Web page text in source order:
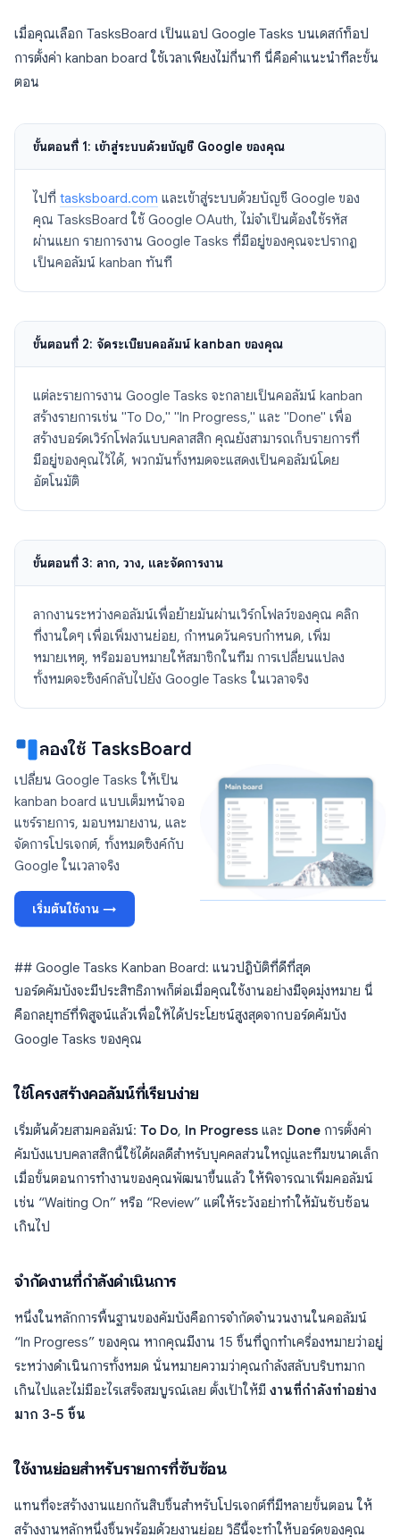
เมื่อคุณเลือก TasksBoard เป็นแอป Google Tasks บนเดสก์ท็อป
การตั้งค่า kanban board ใช้เวลาเพียงไม่กี่นาที นี่คือคำแนะนำทีละขั้น
ตอน
ขั้นตอนที่ 1: เข้าสู่ระบบด้วยบัญชี Google ของคุณ
ไปที่ tasksboard.com และเข้าสู่ระบบด้วยบัญชี Google ของ
คุณ TasksBoard ใช้ Google OAuth, ไม่จำเป็นต้องใช้รหัส
ผ่านแยก รายการงาน Google Tasks ที่มีอยู่ของคุณจะปรากฏ
เป็นคอลัมน์ kanban ทันที
ขั้นตอนที่ 2: จัดระเบียบคอลัมน์ kanban ของคุณ
แต่ละรายการงาน Google Tasks จะกลายเป็นคอลัมน์ kanban
สร้างรายการเช่น "To Do," "In Progress," และ "Done" เพื่อ
สร้างบอร์ดเวิร์กโฟลว์แบบคลาสสิก คุณยังสามารถเก็บรายการที่
มีอยู่ของคุณไว้ได้, พวกมันทั้งหมดจะแสดงเป็นคอลัมน์โดย
อัตโนมัติ
ขั้นตอนที่ 3: ลาก, วาง, และจัดการงาน
ลากงานระหว่างคอลัมน์เพื่อย้ายมันผ่านเวิร์กโฟลว์ของคุณ คลิก
ที่งานใดๆ เพื่อเพิ่มงานย่อย, กำหนดวันครบกำหนด, เพิ่ม
หมายเหตุ, หรือมอบหมายให้สมาชิกในทีม การเปลี่ยนแปลง
ทั้งหมดจะซิงค์กลับไปยัง Google Tasks ในเวลาจริง
ลองใช้ TasksBoard
เปลี่ยน Google Tasks ให้เป็น
kanban board แบบเต็มหน้าจอ
แชร์รายการ, มอบหมายงาน, และ
จัดการโปรเจกต์, ทั้งหมดซิงค์กับ
Google ในเวลาจริง
เริ่มต้นใช้งาน →
## Google Tasks Kanban Board: แนวปฏิบัติที่ดีที่สุด
บอร์ดคัมบังจะมีประสิทธิภาพก็ต่อเมื่อคุณใช้งานอย่างมีจุดมุ่งหมาย นี่
คือกลยุทธ์ที่พิสูจน์แล้วเพื่อให้ได้ประโยชน์สูงสุดจากบอร์ดคัมบัง
Google Tasks ของคุณ
ใช้โครงสร้างคอลัมน์ที่เรียบง่าย
เริ่มต้นด้วยสามคอลัมน์: To Do, In Progress และ Done การตั้งค่า
คัมบังแบบคลาสสิกนี้ใช้ได้ผลดีสำหรับบุคคลส่วนใหญ่และทีมขนาดเล็ก
เมื่อขั้นตอนการทำงานของคุณพัฒนาขึ้นแล้ว ให้พิจารณาเพิ่มคอลัมน์
เช่น “Waiting On” หรือ “Review” แต่ให้ระวังอย่าทำให้มันซับซ้อน
เกินไป
จำกัดงานที่กำลังดำเนินการ
หนึ่งในหลักการพื้นฐานของคัมบังคือการจำกัดจำนวนงานในคอลัมน์
“In Progress” ของคุณ หากคุณมีงาน 15 ชิ้นที่ถูกทำเครื่องหมายว่าอยู่
ระหว่างดำเนินการทั้งหมด นั่นหมายความว่าคุณกำลังสลับบริบทมาก
เกินไปและไม่มีอะไรเสร็จสมบูรณ์เลย ตั้งเป้าให้มี งานที่กำลังทำอย่าง
มาก 3-5 ชิ้น
ใช้งานย่อยสำหรับรายการที่ซับซ้อน
แทนที่จะสร้างงานแยกกันสิบชิ้นสำหรับโปรเจกต์ที่มีหลายขั้นตอน ให้
สร้างงานหลักหนึ่งชิ้นพร้อมด้วยงานย่อย วิธีนี้จะทำให้บอร์ดของคุณ